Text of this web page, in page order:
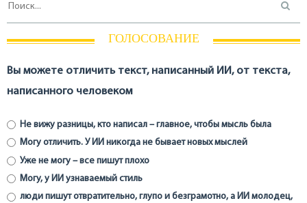
ГОЛОСОВАНИЕ
Вы можете отличить текст, написанный ИИ, от текста,
написанного человеком
Не вижу разницы, кто написал – главное, чтобы мысль была
Могу отличить. У ИИ никогда не бывает новых мыслей
Уже не могу – все пишут плохо
Могу, у ИИ узнаваемый стиль
люди пишут отвратительно, глупо и безграмотно, а ИИ молодец,